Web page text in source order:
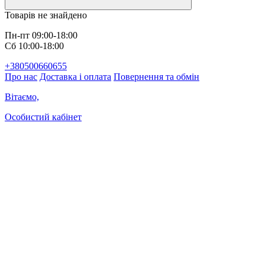
Товарів не знайдено
Пн-пт 09:00-18:00
Сб 10:00-18:00
+380500660655
Про нас Доставка і оплата Повернення та обмін
Вітаємо,
Особистий кабінет